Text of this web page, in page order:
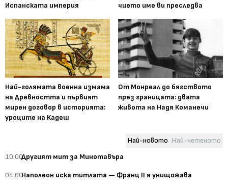
Испанската империя
чието име ви преследва
Най-голямата военна измама
на Древността и първият
мирен договор в историята:
уроците на Кадеш
От Монреал до бягството
през границата: двата
живота на Надя Команечи
Най-новото Най-четеното
10:00Другият мит за Минотавъра
04:00Наполеон иска титлата — Франц II я унищожава